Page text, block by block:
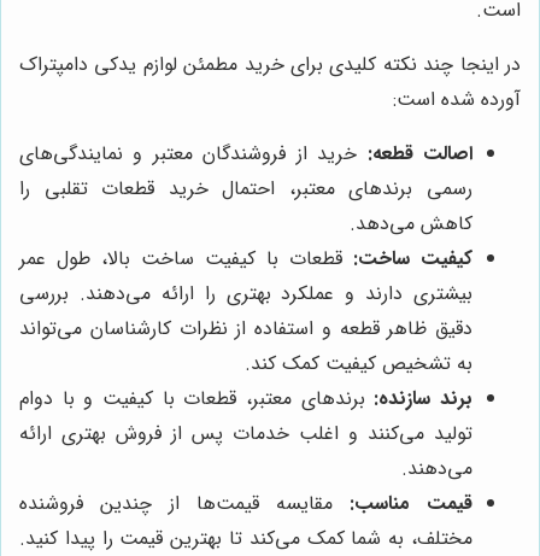
است.
در اینجا چند نکته کلیدی برای خرید مطمئن لوازم یدکی دامپتراک
آورده شده است:
اصالت قطعه: خرید از فروشندگان معتبر و نمایندگی‌های
رسمی برندهای معتبر، احتمال خرید قطعات تقلبی را
کاهش می‌دهد.
کیفیت ساخت: قطعات با کیفیت ساخت بالا، طول عمر
بیشتری دارند و عملکرد بهتری را ارائه می‌دهند. بررسی
دقیق ظاهر قطعه و استفاده از نظرات کارشناسان می‌تواند
به تشخیص کیفیت کمک کند.
برند سازنده: برندهای معتبر، قطعات با کیفیت و با دوام
تولید می‌کنند و اغلب خدمات پس از فروش بهتری ارائه
می‌دهند.
قیمت مناسب: مقایسه قیمت‌ها از چندین فروشنده
مختلف، به شما کمک می‌کند تا بهترین قیمت را پیدا کنید.